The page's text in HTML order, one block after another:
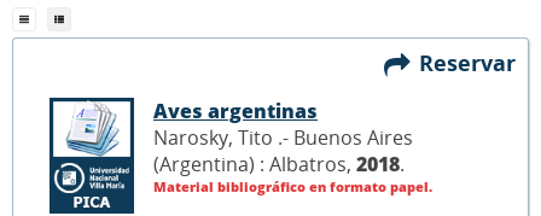
Reservar
Aves argentinas
Narosky, Tito .- Buenos Aires
(Argentina) : Albatros, 2018.
Material bibliográfico en formato papel.